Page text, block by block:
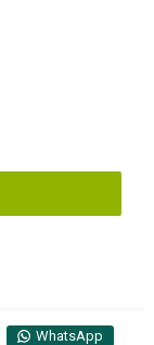
WhatsApp